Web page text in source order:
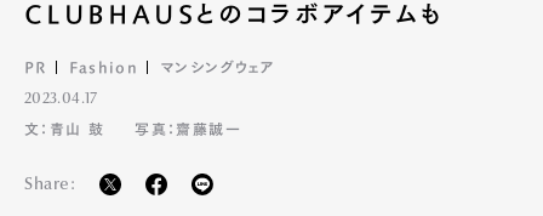
CLUBHAUSとのコラボアイテムも
PR Fashion マンシングウェア
2023.04.17
文：青山 鼓
写真：齋藤誠一
Share: